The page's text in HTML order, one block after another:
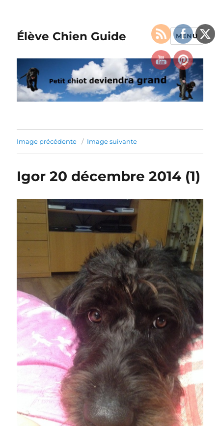
Élève Chien Guide MENU
Image précédente Image suivante
Igor 20 décembre 2014 (1)